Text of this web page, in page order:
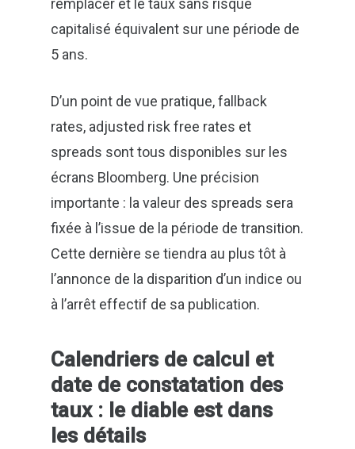
remplacer et le taux sans risque
capitalisé équivalent sur une période de
5 ans.
D’un point de vue pratique, fallback
rates, adjusted risk free rates et
spreads sont tous disponibles sur les
écrans Bloomberg. Une précision
importante : la valeur des spreads sera
fixée à l’issue de la période de transition.
Cette dernière se tiendra au plus tôt à
l’annonce de la disparition d’un indice ou
à l’arrêt effectif de sa publication.
Calendriers de calcul et
date de constatation des
taux : le diable est dans
les détails
En soumettant ce formulaire, j'accepte que les
informations saisies soient exploitées dans le cadre de ma
découler. Vos données resteront confidentielles et ne